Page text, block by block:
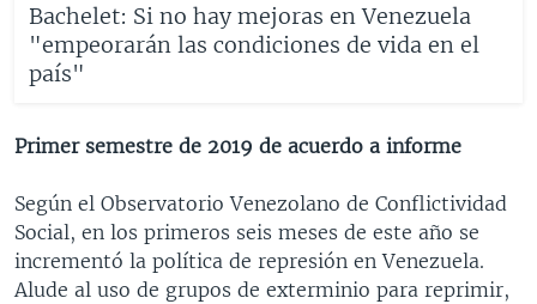
Bachelet: Si no hay mejoras en Venezuela
"empeorarán las condiciones de vida en el
país"
Primer semestre de 2019 de acuerdo a informe
Según el Observatorio Venezolano de Conflictividad
Social, en los primeros seis meses de este año se
incrementó la política de represión en Venezuela.
Alude al uso de grupos de exterminio para reprimir,